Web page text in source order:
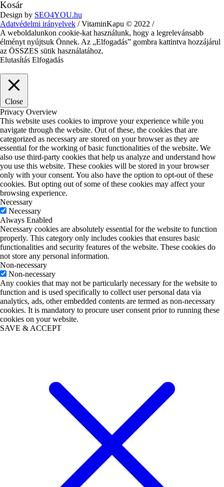
Kosár
Design by SEO4YOU.hu
Adatvédelmi irányelvek / VitaminKapu © 2022 /
A weboldalunkon cookie-kat használunk, hogy a legrelevánsabb
élményt nyújtsuk Önnek. Az „Elfogadás” gombra kattintva hozzájárul
az ÖSSZES sütik használatához.
Elutasítás Elfogadás
Close
Privacy Overview
This website uses cookies to improve your experience while you
navigate through the website. Out of these, the cookies that are
categorized as necessary are stored on your browser as they are
essential for the working of basic functionalities of the website. We
also use third-party cookies that help us analyze and understand how
you use this website. These cookies will be stored in your browser
only with your consent. You also have the option to opt-out of these
cookies. But opting out of some of these cookies may affect your
browsing experience.
Necessary
Necessary
Always Enabled
Necessary cookies are absolutely essential for the website to function
properly. This category only includes cookies that ensures basic
functionalities and security features of the website. These cookies do
not store any personal information.
Non-necessary
Non-necessary
Any cookies that may not be particularly necessary for the website to
function and is used specifically to collect user personal data via
analytics, ads, other embedded contents are termed as non-necessary
cookies. It is mandatory to procure user consent prior to running these
cookies on your website.
SAVE & ACCEPT